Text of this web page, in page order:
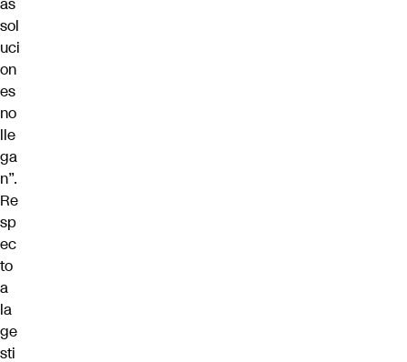
sol
uci
on
es
no
lle
ga
n”.
Re
sp
ec
to
a
la
ge
sti